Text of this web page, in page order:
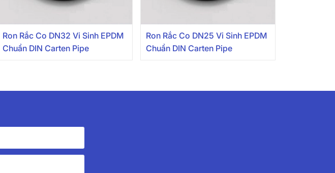
Ron Rắc Co DN32 Vi Sinh EPDM
Chuẩn DIN Carten Pipe
Ron Rắc Co DN25 Vi Sinh EPDM
Chuẩn DIN Carten Pipe